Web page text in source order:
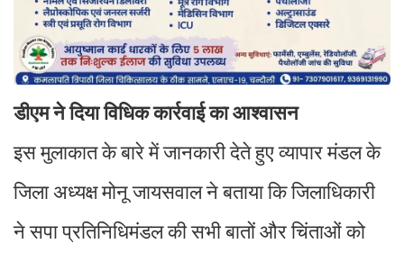
डीएम ने दिया विधिक कार्रवाई का आश्वासन
इस मुलाकात के बारे में जानकारी देते हुए व्यापार मंडल के
जिला अध्यक्ष मोनू जायसवाल ने बताया कि जिलाधिकारी
ने सपा प्रतिनिधिमंडल की सभी बातों और चिंताओं को